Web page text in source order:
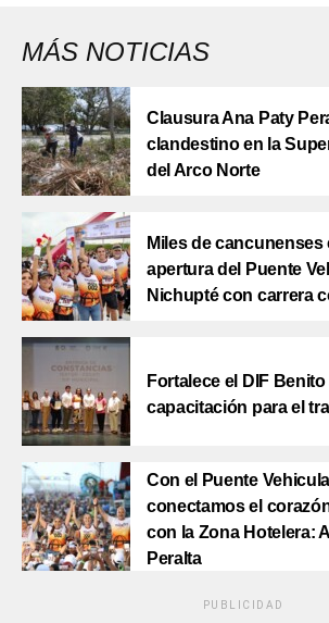
MÁS NOTICIAS
Clausura Ana Paty
clandestino en la
del Arco Norte
Miles de cancunenses
apertura del Puente
Nichupté con carrera
Fortalece el DIF
capacitación para el
Con el Puente
conectamos el
con la Zona Hotelera:
Peralta
PUBLICIDAD